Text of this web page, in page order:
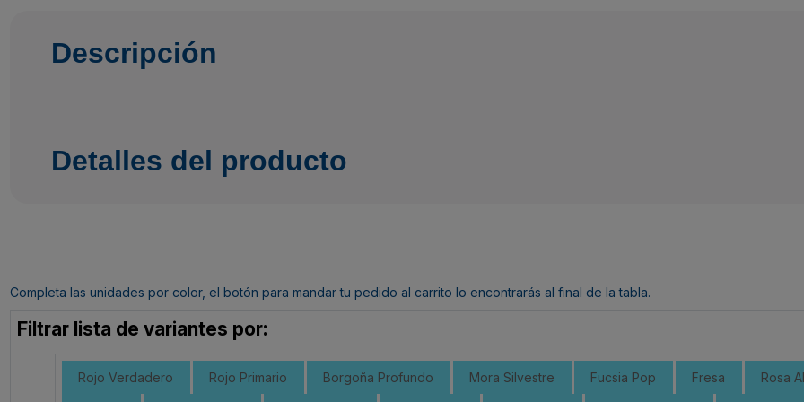
Descripción
Detalles del producto
Completa las unidades por color, el botón para mandar tu pedido al carrito lo encontrarás al final de la tabla.
Filtrar lista de variantes por:
Rojo Verdadero Rojo Primario Borgoña Profundo Mora Silvestre Fucsia Pop Fresa Rosa